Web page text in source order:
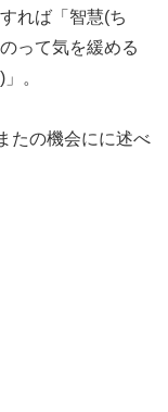
れば「智慧(ち
って気を緩める
。
たの機会にに述べ